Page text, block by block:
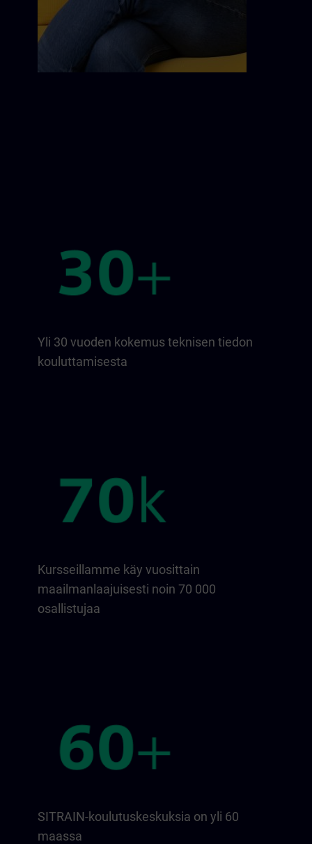
Yli 30 vuoden kokemus teknisen tiedon
kouluttamisesta
Kursseillamme käy vuosittain
maailmanlaajuisesti noin 70 000
osallistujaa
SITRAIN-koulutuskeskuksia on yli 60
maassa